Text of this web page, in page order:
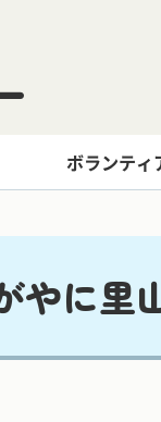
ボランティ
やに里